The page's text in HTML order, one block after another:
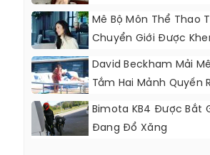
Mê Bộ Môn Thể Thao
Chuyển Giới Được
Nhan Sắc
David Beckham Mải
Tắm Hai Mảnh Quyến
Bimota KB4 Được Bắt
Đang Đổ Xăng